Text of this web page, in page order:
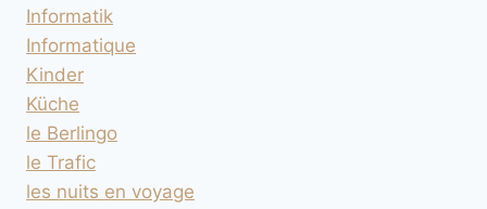
Informatik
Informatique
Kinder
Küche
le Berlingo
le Trafic
les nuits en voyage